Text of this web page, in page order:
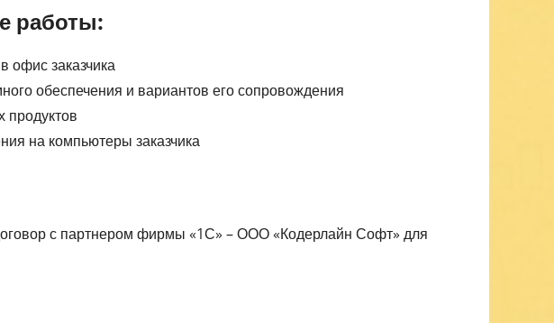
работы:
офис заказчика
обеспечения и вариантов его сопровождения
на компьютеры заказчика
с партнером фирмы «1С» – ООО «Кодерлайн Софт» для